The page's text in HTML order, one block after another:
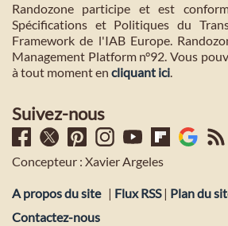
Randozone participe et est
Spécifications et Politiques du
Framework de l'IAB Europe.
Management Platform n°92. Vous
à tout moment en cliquant ici.
Suivez-nous
Concepteur : Xavier Argeles
A propos du site | Flux RSS| Plan du
Contactez-nous